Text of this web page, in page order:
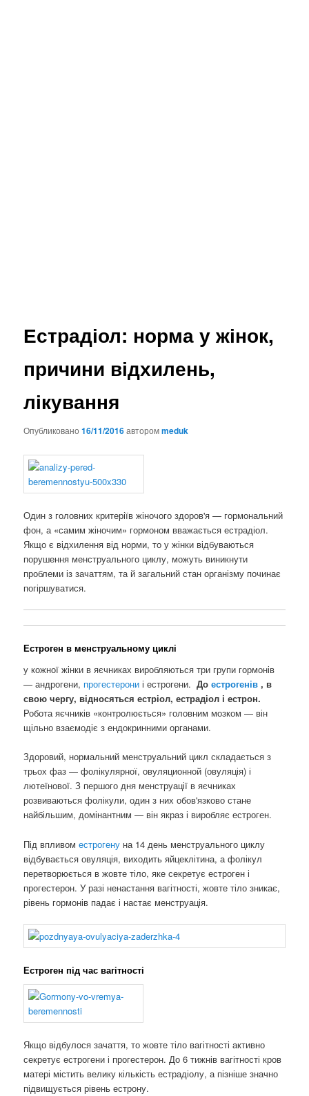
Естрадіол: норма у жінок,
причини відхилень,
лікування
Опубликовано16/11/2016авторомmeduk
Один з головних критеріїв жіночого здоров'я — гормональний
фон, а «самим жіночим» гормоном вважається естрадіол.
Якщо є відхилення від норми, то у жінки відбуваються
порушення менструального циклу, можуть виникнути
проблеми із зачаттям, та й загальний стан організму починає
погіршуватися.
Естроген в менструальному циклі
у кожної жінки в яєчниках виробляються три групи гормонів
— андрогени, прогестерониі естрогени. Доестрогенів, в
свою чергу, відносяться естріол, естрадіол і естрон.
Робота яєчників «контролюється» головним мозком — він
щільно взаємодіє з ендокринними органами.
Здоровий, нормальний менструальний цикл складається з
трьох фаз — фолікулярної, овуляционной (овуляція) і
лютеїнової. З першого дня менструації в яєчниках
розвиваються фолікули, один з них обов'язково стане
найбільшим, домінантним — він якраз і виробляє естроген.
Під впливоместрогену на 14 день менструального циклу
відбувається овуляція, виходить яйцеклітина, а фолікул
перетворюється в жовте тіло, яке секретує естроген і
прогестерон. У разі ненастання вагітності, жовте тіло зникає,
рівень гормонів падає і настає менструація.
Естроген під час вагітності
Якщо відбулося зачаття, то жовте тіло вагітності активно
секретує естрогени і прогестерон. До 6 тижнів вагітності кров
матері містить велику кількість естрадіолу, а пізніше значно
підвищується рівень естрону.